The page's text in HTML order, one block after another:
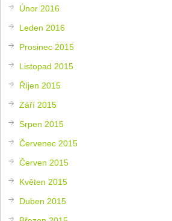
Únor 2016
Leden 2016
Prosinec 2015
Listopad 2015
Říjen 2015
Září 2015
Srpen 2015
Červenec 2015
Červen 2015
Květen 2015
Duben 2015